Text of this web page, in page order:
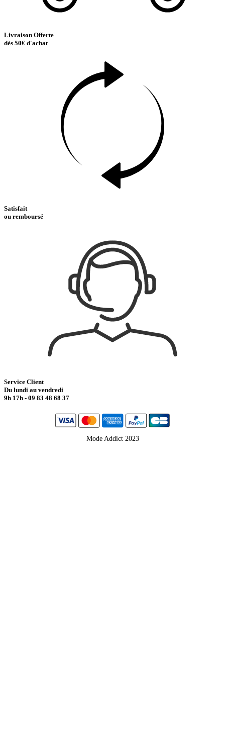
Livraison Offerte
dès 50€ d'achat
Satisfait
ou remboursé
Service Client
Du lundi au vendredi
9h 17h - 09 83 48 68 37
Mode Addict 2023